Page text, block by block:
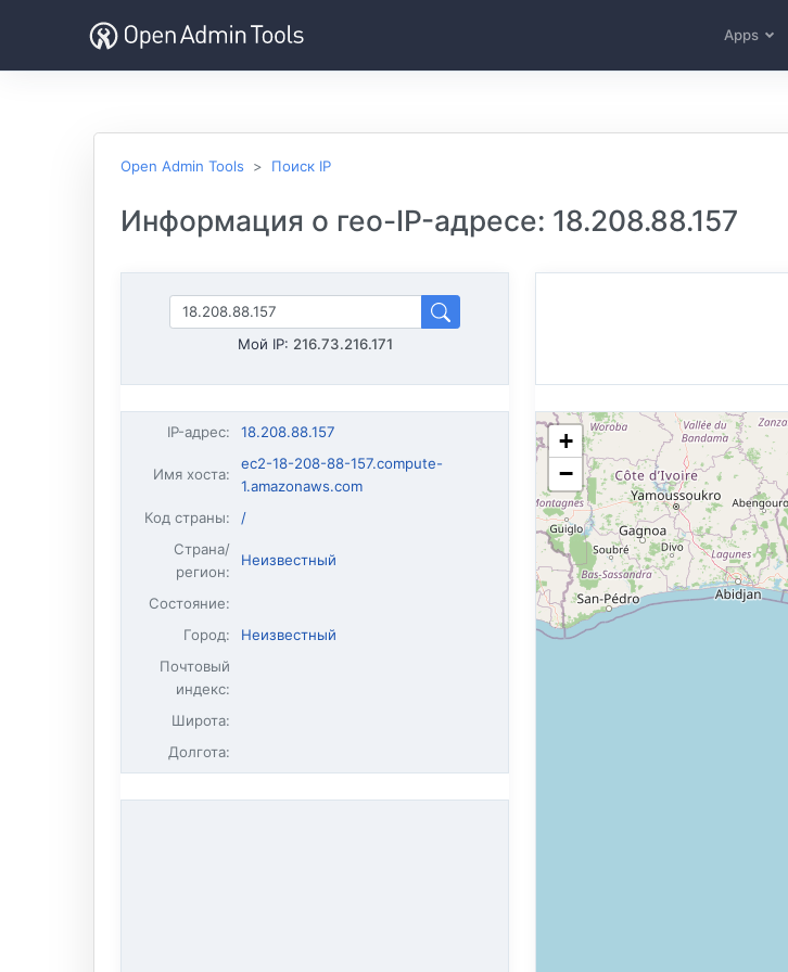
Apps
Open Admin Tools Поиск IP
Информация о гео-IP-адресе: 18.208.88.157
Мой IP: 216.73.216.171
IP-адрес: 18.208.88.157
Имя хоста:
ec2-18-208-88-157.compute-
1.amazonaws.com
Код страны:
/
Страна/
регион:
Неизвестный
Состояние:
Город:
Неизвестный
Почтовый
индекс:
Широта:
Долгота:
+
−